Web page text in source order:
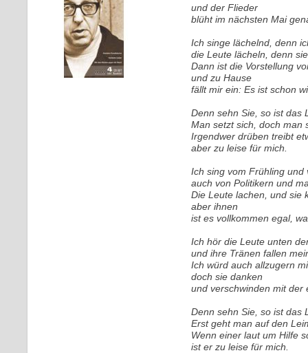
und der Flieder
blüht im nächsten Mai
Ich singe lächelnd, denn
die Leute lächeln, denn
Dann ist die Vorstellung
und zu Hause
fällt mir ein: Es ist schon
Denn sehn Sie, so ist das
Man setzt sich, doch man
Irgendwer drüben treibt
aber zu leise für mich.
Ich sing vom Frühling
auch von Politikern und
Die Leute lachen, und sie
aber ihnen
ist es vollkommen egal,
Ich hör die Leute unten
und ihre Tränen fallen
Ich würd auch allzugern
doch sie danken
und verschwinden mit der
Denn sehn Sie, so ist das
Erst geht man auf den
Wenn einer laut um Hilfe
ist er zu leise für mich.